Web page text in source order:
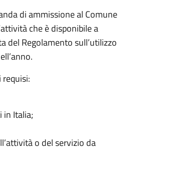
di ammissione al Comune
che è disponibile a
del Regolamento sull’utilizzo
Italia;
o del servizio da